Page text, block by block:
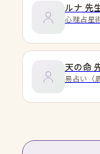
ルナ 先
心理占星
天の命
易占い（